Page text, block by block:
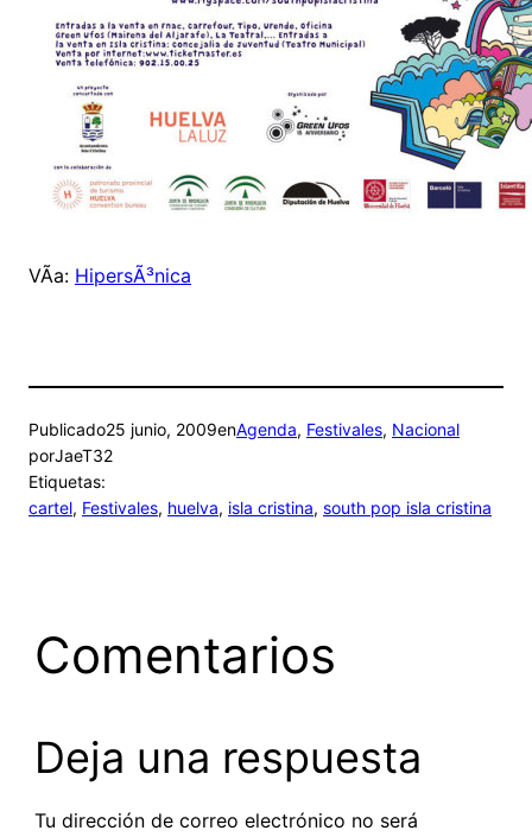
VÃ­a: HipersÃ³nica
Publicado25 junio, 2009enAgenda, Festivales, Nacional
porJaeT32
Etiquetas:
cartel, Festivales, huelva, isla cristina, south pop isla cristina
Comentarios
Deja una respuesta
Tu dirección de correo electrónico no será